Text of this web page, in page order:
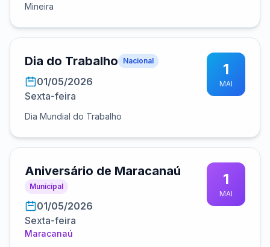
Mineira
Dia do Trabalho Nacional
01/05/2026
Sexta-feira
Dia Mundial do Trabalho
1
MAI
Aniversário de Maracanaú
Municipal
01/05/2026
Sexta-feira
Maracanaú
1
MAI